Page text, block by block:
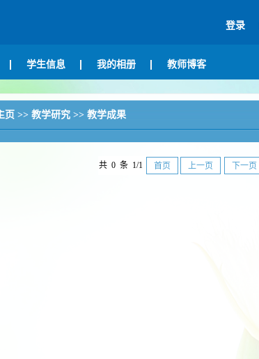
登录
学生信息 我的相册 教师博客
页 >> 教学研究 >> 教学成果
共 0 条 1/1 首页 上一页 下一页